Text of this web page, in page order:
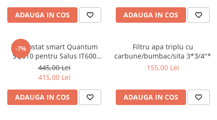
ADAUGA IN COS ADAUGA IN COS
-7%
Termostat smart Quantum
SQ610 pentru Salus IT600
montaj in doza
445,00 Lei
415,00 Lei
ADAUGA IN COS
Filtru apa triplu cu
carbune/bumbac/sita 3*3/4"*
155,00 Lei
ADAUGA IN COS